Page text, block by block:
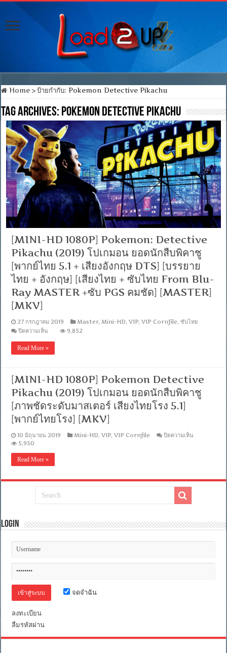
Home > ป้ายกำกับ:Pokemon Detective Pikachu
Tag Archives: Pokemon Detective Pikachu
[MINI-HD 1080P] Pokemon: Detective
Pikachu (2019) โปเกมอน ยอดนักสืบพิคาชู
[พากย์ไทย 5.1 + เสียงอังกฤษ DTS] [บรรยาย
ไทย + อังกฤษ] [เสียงไทย + ซับไทย From Blu-
Ray MASTER +ซับ PGS คมชัด] [MASTER]
[MKV]
27 กรกฎาคม 2019 Master, Mini-HD,VIP,VIP Cornfile,ซับไทย
ปิดความเห็น
1080P]
(2019)
โปเก
มอน
ยอด
นัก
พิ
[พากย์
ไทย
อังกฤษ
+
+
From
Ray
9,852
Read More »
[MINI-HD 1080P] Pokemon Detective
Pikachu (2019) โปเกมอน ยอดนักสืบพิคาชู
[ภาพชัดระดับมาสเตอร์ เสียงไทยโรง 5.1]
[พากย์ไทยโรง] [MKV]
10 มิถุนายน 2019 Mini-HD,VIP,VIP Cornfile ปิดความเห็น
Pikachu
นัก
สืบ
ไทย
5,950
Read More »
Login
จดจำฉัน
ลงทะเบียน
ลืมรหัสผ่าน